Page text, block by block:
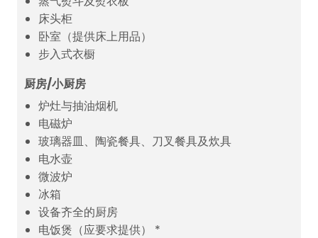
床头柜
卧室（提供床上用品）
步入式衣橱
厨房/小厨房
炉灶与抽油烟机
电磁炉
玻璃器皿、陶瓷餐具、刀叉餐具及炊具
电水壶
微波炉
冰箱
设备齐全的厨房
电饭煲（应要求提供） *